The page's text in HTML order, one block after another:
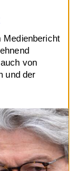
Medienbericht
von
und der